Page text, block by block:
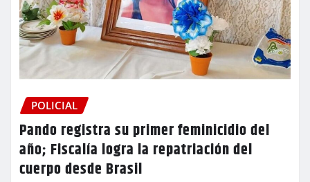
POLICIAL
Pando registra su primer feminicidio del
año; Fiscalía logra la repatriación del
cuerpo desde Brasil